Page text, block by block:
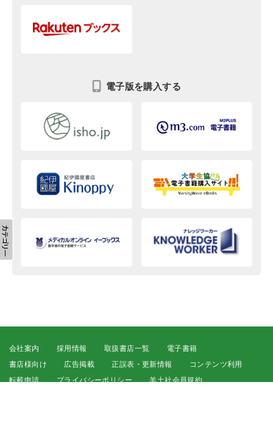
電子版を購入する
会社案内 採用情報 取扱書店一覧
電子書籍
書店様向け
広告掲載 正誤表・更新情報
コンテンツ利用
転載申請
プライバシーポリシー
羊土社会員規約